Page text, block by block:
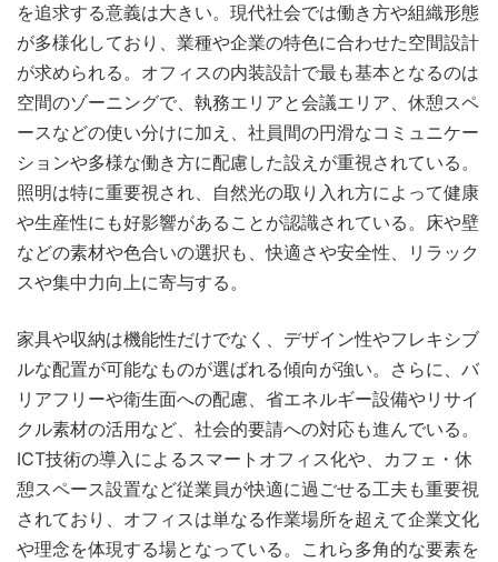
を追求する意義は大きい。現代社会では働き方や組織形態
が多様化しており、業種や企業の特色に合わせた空間設計
が求められる。オフィスの内装設計で最も基本となるのは
空間のゾーニングで、執務エリアと会議エリア、休憩スペ
ースなどの使い分けに加え、社員間の円滑なコミュニケー
ションや多様な働き方に配慮した設えが重視されている。
照明は特に重要視され、自然光の取り入れ方によって健康
や生産性にも好影響があることが認識されている。床や壁
などの素材や色合いの選択も、快適さや安全性、リラック
スや集中力向上に寄与する。
家具や収納は機能性だけでなく、デザイン性やフレキシブ
ルな配置が可能なものが選ばれる傾向が強い。さらに、バ
リアフリーや衛生面への配慮、省エネルギー設備やリサイ
クル素材の活用など、社会的要請への対応も進んでいる。
ICT技術の導入によるスマートオフィス化や、カフェ・休
憩スペース設置など従業員が快適に過ごせる工夫も重要視
されており、オフィスは単なる作業場所を超えて企業文化
や理念を体現する場となっている。これら多角的な要素を